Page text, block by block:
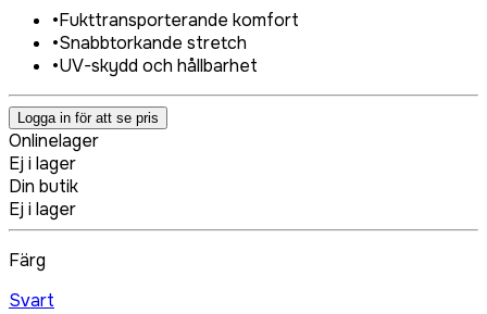
•Fukttransporterande komfort
•Snabbtorkande stretch
•UV-skydd och hållbarhet
Logga in för att se pris
Onlinelager
Ej i lager
Din butik
Ej i lager
Färg
Svart